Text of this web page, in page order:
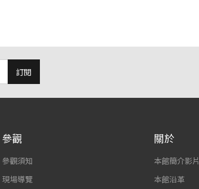
訂閱
參觀
參觀須知
現場導覽
關於
本館簡介影片
本館沿革